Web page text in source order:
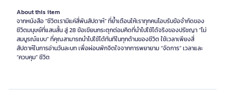
About this item
จากหนังสือ “ชีวิตเรามีแค่สี่พันสัปดาห์” ที่ย้ำเตือนให้เราทุกคนโอบรับข้อจำกัดของ
ชีวิตมนุษย์ที่แสนสั้น สู่ 28 ข้อเขียนกระตุกต่อมคิดที่นำไปใช้ได้จริงของปรัชญา “ไม่
สมบูรณ์แบบ” ที่คุณสามารถนำไปใช้ได้ทันทีในทุกด้านของชีวิต ใช้เวลาเพียงสี่
สัปดาห์ในการอ่านวันละบท เพื่อผ่อนพักจิตใจจากการพยายาม “จัดการ” เวลาและ
“ควบคุม” ชีวิต